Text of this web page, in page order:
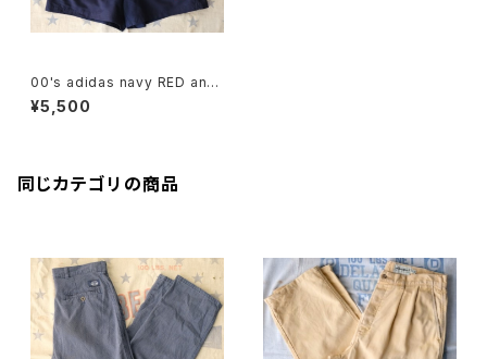
00's adidas navy RED and
WHT-3-stripes swim Short
s
¥5,500
同じカテゴリの商品